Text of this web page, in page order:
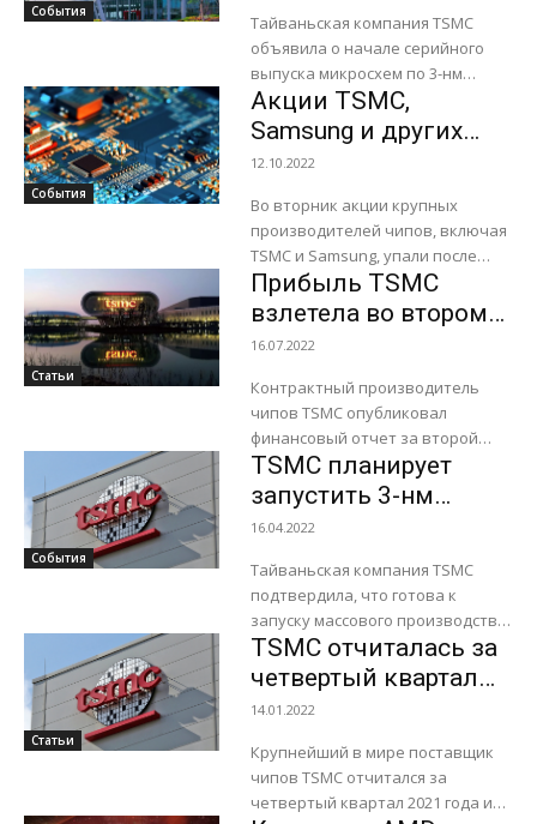
События
Тайваньская компания TSMC
объявила о начале серийного
выпуска микросхем по 3-нм
техпроцессу в городе Тайнань
(Тайвань). По словам компании,
новый 3-нм техпроцесс
обеспечит прирост...
События
Акции TSMC,
Samsung и других
компаний
12.10.2022
Во вторник акции крупных
производителей чипов, включая
TSMC и Samsung, упали после
того, как США ввели новый пакет
санкций против китайских
компаний полупроводниковой
промышленности,...
Статьи
Прибыль TSMC
взлетела во втором
квартале на 76,4%
16.07.2022
Контрактный производитель
чипов TSMC опубликовал
финансовый отчет за второй
квартал 2022 финансового года.
Выручка компании превзошла
ожидания аналитиков,
увеличившись на 36,6% до 18,16
млрд. долларов...
События
TSMC планирует
запустить 3-нм
техпроцесс во второй
16.04.2022
Тайваньская компания TSMC
подтвердила, что готова к
запуску массового производства
микросхем по 3 нм техпроцессу
во второй половине этого года.
Об этом изданию DigiTimes...
Статьи
TSMC отчиталась за
четвертый квартал
2021 года и
инвестиционными
планами
14.01.2022
Крупнейший в мире поставщик
чипов TSMC отчитался за
четвертый квартал 2021 года и